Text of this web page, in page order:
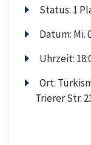
Status: 1
Datum: Mi.
Uhrzeit:
Ort:
Trierer Str.